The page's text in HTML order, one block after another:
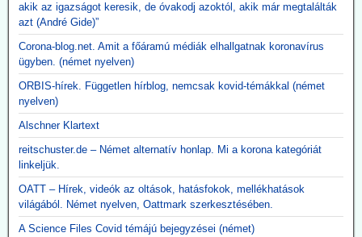
akik az igazságot keresik, de óvakodj azoktól, akik már megtalálták
azt (André Gide)”
Corona-blog.net. Amit a főáramú médiák elhallgatnak koronavírus
ügyben. (német nyelven)
ORBIS-hírek. Független hírblog, nemcsak kovid-témákkal (német
nyelven)
Alschner Klartext
reitschuster.de – Német alternatív honlap. Mi a korona kategóriát
linkeljük.
OATT – Hírek, videók az oltások, hatásfokok, mellékhatások
világából. Német nyelven, Oattmark szerkesztésében.
A Science Files Covid témájú bejegyzései (német)